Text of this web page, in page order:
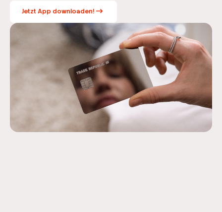
Jetzt App downloaden!